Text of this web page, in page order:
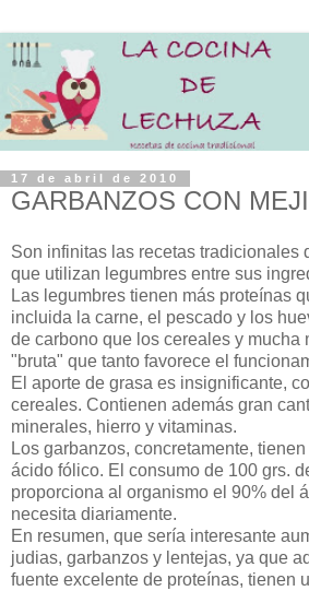
17 de abril de 2010
GARBANZOS CON
Son infinitas las recetas tradicionales
que utilizan legumbres entre sus
Las legumbres tienen más proteínas
incluida la carne, el pescado y los
de carbono que los cereales y mucha
"bruta" que tanto favorece el
El aporte de grasa es insignificante,
cereales. Contienen además gran
minerales, hierro y vitaminas.
Los garbanzos, concretamente,
ácido fólico. El consumo de 100 grs.
proporciona al organismo el 90% del
necesita diariamente.
En resumen, que sería interesante
judias, garbanzos y lentejas, ya que
fuente excelente de proteínas, tienen